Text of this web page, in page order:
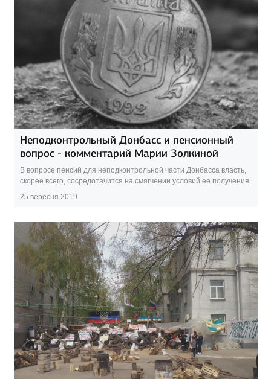
Неподконтрольный Донбасс и пенсионный
вопрос - комментарий Марии Золкиной
В вопросе пенсий для неподконтрольной части Донбасса власть,
скорее всего, сосредотачится на смягчении условий ее получения.
25 вересня 2019